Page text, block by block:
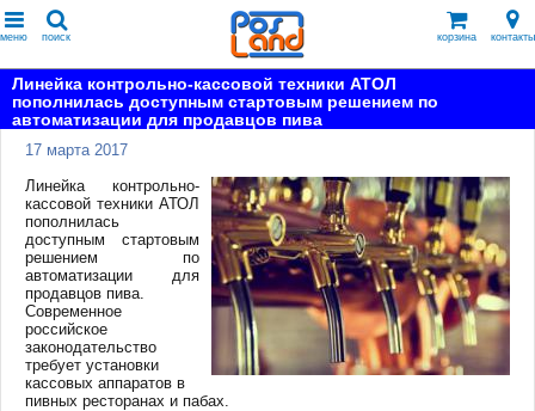
меню поиск корзина контакты
Линейка контрольно-кассовой техники АТОЛ
пополнилась доступным стартовым решением по
автоматизации для продавцов пива
17 марта 2017
Линейка контрольно-
кассовой техники АТОЛ
пополнилась
доступным стартовым
решением по
автоматизации для
продавцов пива.
Современное
российское
законодательство
требует установки
кассовых аппаратов в
пивных ресторанах и пабах.